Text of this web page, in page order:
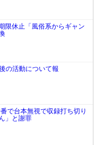
限休止「風俗系からギャン
の活動について報
で台本無視で収録打ち切り
」と謝罪